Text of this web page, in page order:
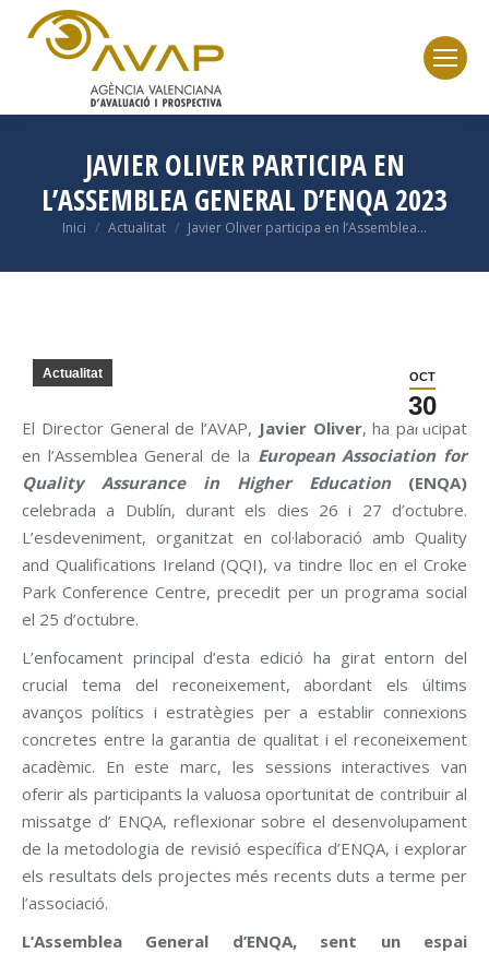
JAVIER OLIVER PARTICIPA EN
L’ASSEMBLEA GENERAL D’ENQA 2023
You are here:
Inici Actualitat Javier Oliver participa en l’Assemblea…
OCT
30
Actualitat
El Director General de l’AVAP, Javier Oliver, ha participat
en l’Assemblea General de la European Association for
Quality Assurance in Higher Education
(ENQA)
celebrada a Dublín, durant els dies 26 i 27 d’octubre.
L’esdeveniment, organitzat en col·laboració amb Quality
and Qualifications Ireland (QQI), va tindre lloc en el Croke
Park Conference Centre, precedit per un programa social
el 25 d’octubre.
L’enfocament principal d’esta edició ha girat entorn del
crucial tema del reconeixement, abordant els últims
avanços polítics i estratègies per a establir connexions
concretes entre la garantia de qualitat i el reconeixement
acadèmic. En este marc, les sessions interactives van
oferir als participants la valuosa oportunitat de contribuir al
missatge d’ ENQA, reflexionar sobre el desenvolupament
de la metodologia de revisió específica d’ENQA, i explorar
els resultats dels projectes més recents duts a terme per
l’associació.
L’Assemblea General d’ENQA, sent un espai